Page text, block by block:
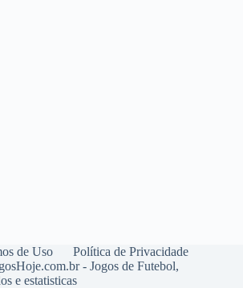
de Uso
Política de Privacidade
- Jogos de Futebol,
e estatisticas